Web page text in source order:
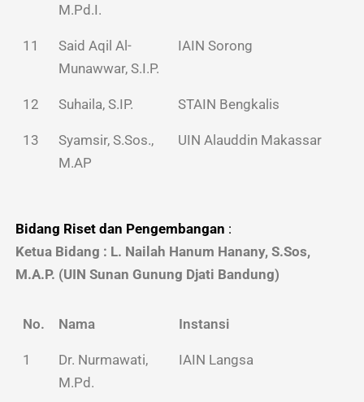
M.Pd.I.
11
Said Aqil Al-
Munawwar, S.I.P.
IAIN Sorong
12 Suhaila, S.IP. STAIN Bengkalis
13
Syamsir, S.Sos.,
M.AP
UIN Alauddin Makassar
Bidang Riset dan Pengembangan :
Ketua Bidang : L. Nailah Hanum Hanany, S.Sos,
M.A.P. (UIN Sunan Gunung Djati Bandung)
No. Nama Instansi
1
Dr. Nurmawati,
M.Pd.
IAIN Langsa